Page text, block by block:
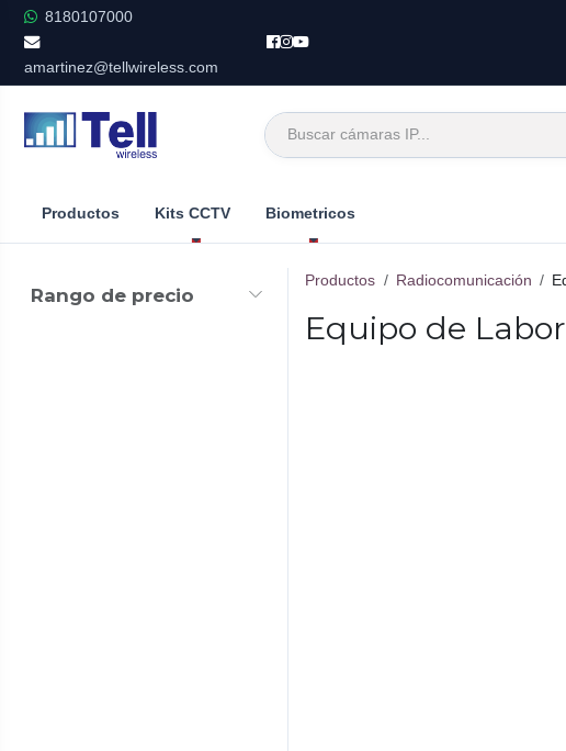
Ir al contenido
8180107000
amartinez@tellwireless.com
Productos Kits CCTV Biometricos
Rango de precio
Productos Radiocomunicación
Equipo de